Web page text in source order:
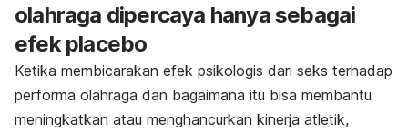
olahraga dipercaya hanya sebagai
efek placebo
Ketika membicarakan efek psikologis dari seks terhadap
performa olahraga dan bagaimana itu bisa membantu
meningkatkan atau menghancurkan kinerja atletik,